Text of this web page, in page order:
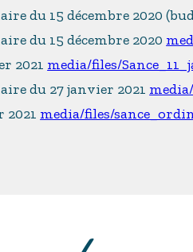
du 15 décembre 2020
du 15 décembre 2020
2021 media/files/
du 27 janvier 2021
2021 media/files/